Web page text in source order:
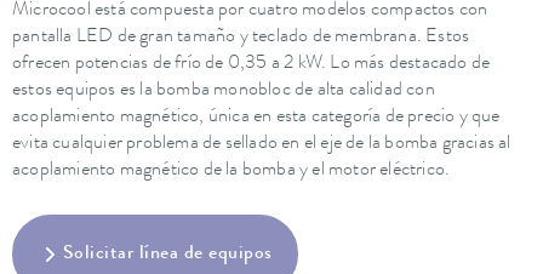
Microcool está compuesta por cuatro modelos compactos con
pantalla LED de gran tamaño y teclado de membrana. Estos
ofrecen potencias de frío de 0,35 a 2 kW. Lo más destacado de
estos equipos es la bomba monobloc de alta calidad con
acoplamiento magnético, única en esta categoría de precio y que
evita cualquier problema de sellado en el eje de la bomba gracias al
acoplamiento magnético de la bomba y el motor eléctrico.
Solicitar línea de equipos